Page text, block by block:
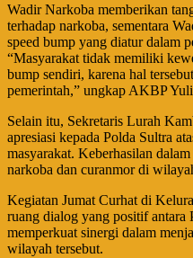
Wadir Narkoba memberikan
terhadap narkoba, sementara
speed bump yang diatur dalam
“Masyarakat tidak memiliki
bump sendiri, karena hal
pemerintah,” ungkap AKBP
Selain itu, Sekretaris Lurah
apresiasi kepada Polda Sultra
masyarakat. Keberhasilan
narkoba dan curanmor di
Kegiatan Jumat Curhat di
ruang dialog yang positif antara
memperkuat sinergi dalam
wilayah tersebut.